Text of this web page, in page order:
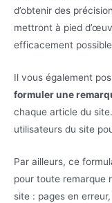
d’obtenir des
mettront à pied
efficacement
Il vous également
formuler une
chaque article du
utilisateurs du site
Par ailleurs, ce
pour toute remarque
site : pages en